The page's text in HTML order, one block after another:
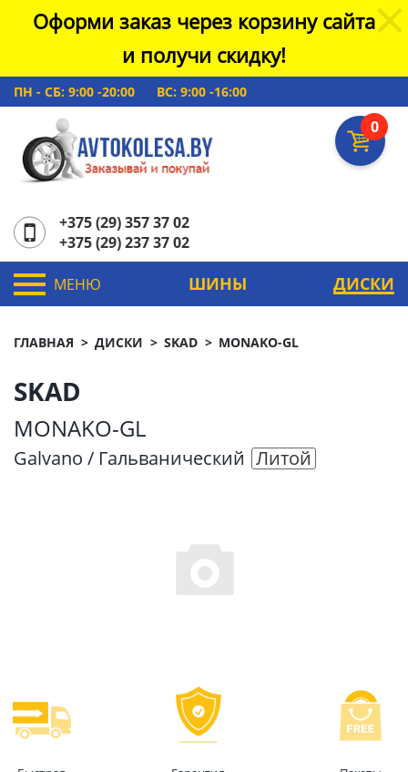
Оформи заказ через корзину сайта
и получи скидку!
ПН - СБ: 9:00 -20:00 ВС: 9:00 -16:00
0
+375 (29) 357 37 02
+375 (29) 237 37 02
МЕНЮ ШИНЫ ДИСКИ
ГЛАВНАЯ ДИСКИ SKAD MONAKO-GL
SKAD
MONAKO-GL
Galvano / Гальванический Литой